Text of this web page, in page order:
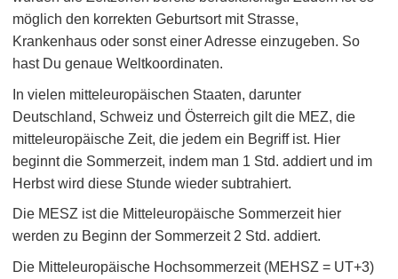
möglich den korrekten Geburtsort mit Strasse,
Krankenhaus oder sonst einer Adresse einzugeben. So
hast Du genaue Weltkoordinaten.
In vielen mitteleuropäischen Staaten, darunter
Deutschland, Schweiz und Österreich gilt die MEZ, die
mitteleuropäische Zeit, die jedem ein Begriff ist. Hier
beginnt die Sommerzeit, indem man 1 Std. addiert und im
Herbst wird diese Stunde wieder subtrahiert.
Die MESZ ist die Mitteleuropäische Sommerzeit hier
werden zu Beginn der Sommerzeit 2 Std. addiert.
Die Mitteleuropäische Hochsommerzeit (MEHSZ = UT+3)